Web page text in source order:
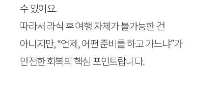
수 있어요.
따라서 라식 후 여행 자체가 불가능한 건
아니지만, “언제, 어떤 준비를 하고 가느냐”가
안전한 회복의 핵심 포인트랍니다.